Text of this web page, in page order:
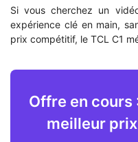
Si vous cherchez un
expérience clé en main,
prix compétitif, le TCL C1
Offre en cours
meilleur